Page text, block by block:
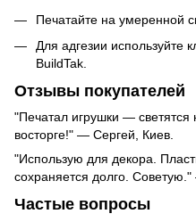
Печатайте на умеренной
Для адгезии используйте
BuildTak.
Отзывы покупателей
"Печатал игрушки — светятся
восторге!" — Сергей, Киев.
"Использую для декора.
сохраняется долго.
Частые вопросы